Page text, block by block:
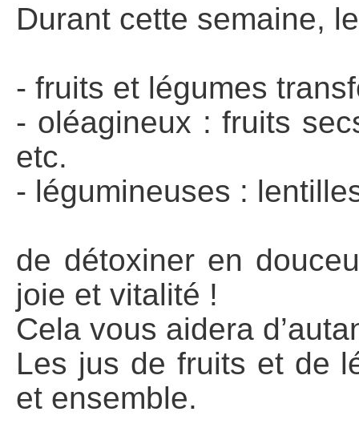
Durant cette semaine,
- fruits et légumes
- oléagineux : fruits
etc.
- légumineuses :
de détoxiner en
joie et vitalité !
Cela vous aidera
Les jus de fruits et de
et ensemble.